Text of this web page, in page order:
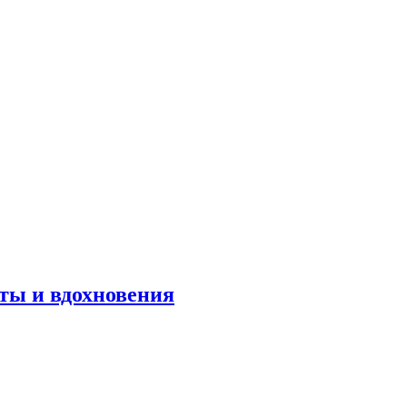
и вдохновения